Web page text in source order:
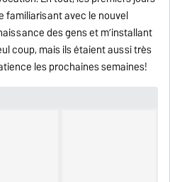
familiarisant avec le nouvel
des gens et m’installant
coup, mais ils étaient aussi très
les prochaines semaines!